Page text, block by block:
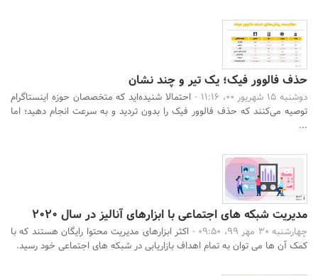
حذف فالوور فیک؛ یک تیر و چند نشان
دوشنبه 15 شهریور 00، 11:16 -
احتمالا شنیده‌اید که متخصصان حوزه اینستاگرام
توصیه می‌کنند که حذف فالوور فیک را بدون تردید و به سرعت انجام دهید؛ اما
...
مدیریت شبکه های اجتماعی با ابزارهای آنالیز در سال 2020
چهارشنبه 30 مهر 99، 09:50 -
اکثر ابزارهای مدیریت محتوا رایگان هستند که با
کمک آن ها می توان به تمام اهداف بازاریابی در شبکه های اجتماعی خود رسید.